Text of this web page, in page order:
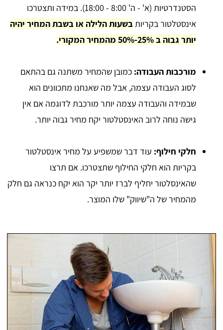
הסטנדרטיות (א' - ה' 8:00 - 18:00). במידה ותצטרכו
אינסטלטור בקריותבשעות הלילה או בשבת המחיר יהיה
יותר גבוה ב 25%-50% מהמחיר המקורי.
מורכבות העבודה: כמובן שהמחיר משתנה גם בהתאם
לסוג העבודה עצמה, אבל מה שאנחנו מתכוונים הוא
שבמידה והעבודה עצמה יותר מורכבת לדוגמה אם אין
גישה נוחה לרוב האינסטלטור יקח מחיר גבוה יותר.
חלקי חילוף: עוד דבר שמשפיע על מחיר אינסטלטור
בקריות הוא חלקי החילוף שתצטרכו. אם תרצו
שהאינסלטור יחליף לברז יותר יקר הוא יקח כנראה גם חלק
מהמחיר של ה"שיווק" שלו המוצר.